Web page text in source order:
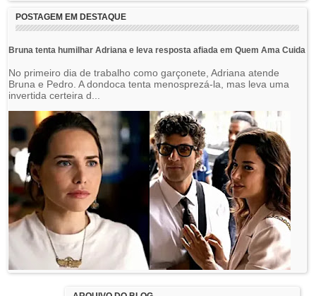
POSTAGEM EM DESTAQUE
Bruna tenta humilhar Adriana e leva resposta afiada em Quem Ama Cuida
No primeiro dia de trabalho como garçonete, Adriana atende
Bruna e Pedro. A dondoca tenta menosprezá-la, mas leva uma
invertida certeira d...